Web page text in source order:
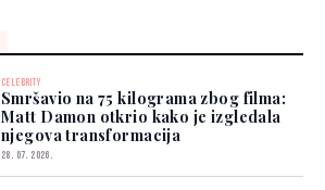
CELEBRITY
Smršavio na 75 kilograma zbog filma:
Matt Damon otkrio kako je izgledala
njegova transformacija
28. 07. 2026.